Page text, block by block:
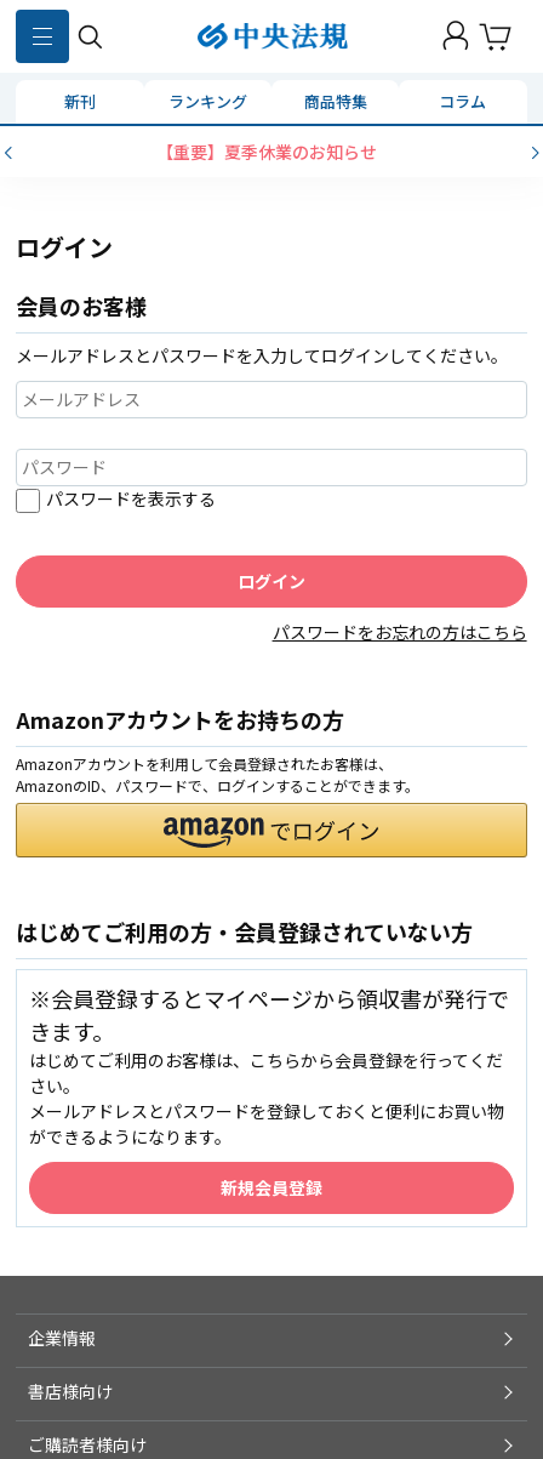
新刊 ランキング 商品特集 コラム
【重要】夏季休業のお知らせ
ログイン
会員のお客様
メールアドレスとパスワードを入力してログインしてください。
パスワードを表示する
パスワードをお忘れの方はこちら
Amazonアカウントをお持ちの方
Amazonアカウントを利用して会員登録されたお客様は、
AmazonのID、パスワードで、ログインすることができます。
はじめてご利用の方・会員登録されていない方
※会員登録するとマイページから領収書が発行で
きます。
はじめてご利用のお客様は、こちらから会員登録を行ってくだ
さい。
メールアドレスとパスワードを登録しておくと便利にお買い物
ができるようになります。
企業情報
書店様向け
ご購読者様向け